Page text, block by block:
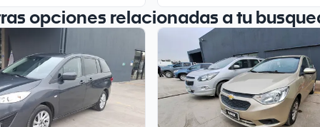
opciones relacionadas a tu